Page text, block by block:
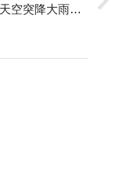
空突降大雨，
当天晚间，在